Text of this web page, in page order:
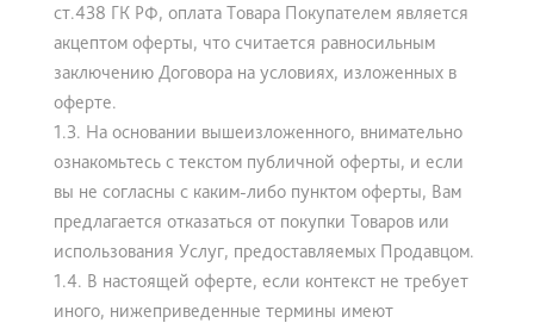
ст.438 ГК РФ, оплата Товара Покупателем является
акцептом оферты, что считается равносильным
заключению Договора на условиях, изложенных в
оферте.
1.3. На основании вышеизложенного, внимательно
ознакомьтесь с текстом публичной оферты, и если
вы не согласны с каким-либо пунктом оферты, Вам
предлагается отказаться от покупки Товаров или
использования Услуг, предоставляемых Продавцом.
1.4. В настоящей оферте, если контекст не требует
иного, нижеприведенные термины имеют